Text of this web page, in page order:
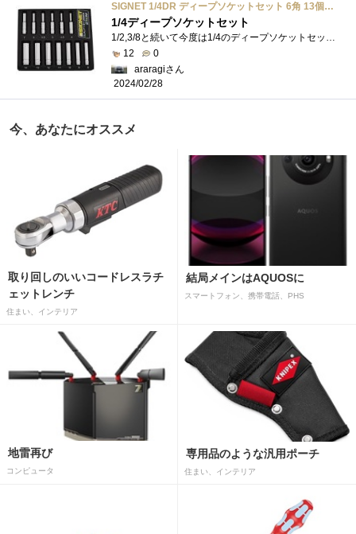
SIGNET 1/4DR ディープソケットセット 6角 13個組 トレー付 11432 シグネット 工具 6.35mm
1/4ディープソケットセット
1/2,3/8と続いて今度は1/4のディープソケットセットです。こちらも同じくSIGNET製です。4mm,4.5mm,5mm,5.5mm,6mm,7mm,8mm,9mm,10mm,11mm,12mm,13mm,14mm,の13種類のセッ�...
12
0
araragiさん
2024/02/28
今、あなたにオススメ
取り回しのいいコードレスラチ
ェットレンチ
住まい、インテリア
結局メインはAQUOSに
スマートフォン、携帯電話、PHS
地雷再び
コンピュータ
専用品のような汎用ポーチ
住まい、インテリア